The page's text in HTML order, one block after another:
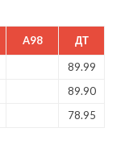
A98 ДТ
89.99
89.90
78.95